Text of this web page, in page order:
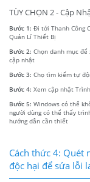
TÙY CHỌN 2 - Cập
Bước 1: Đi tới Thanh Công
Quản Lí Thiết Bị
Bước 2: Chọn danh mục
cập nhật
Bước 3: Chọ tìm kiếm tự
Bước 4: Xem cập nhật
Bước 5: Windows có thể
người dùng có thể thấy
hướng dẫn cần thiết
Cách thức 4: Quét
độc hại để sửa lỗi